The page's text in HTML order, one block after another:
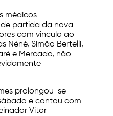
médicos
partida da nova
com vinculo ao
Néné, Simão Bertelli,
e Mercado, não
prolongou-se
e contou com
Vitor